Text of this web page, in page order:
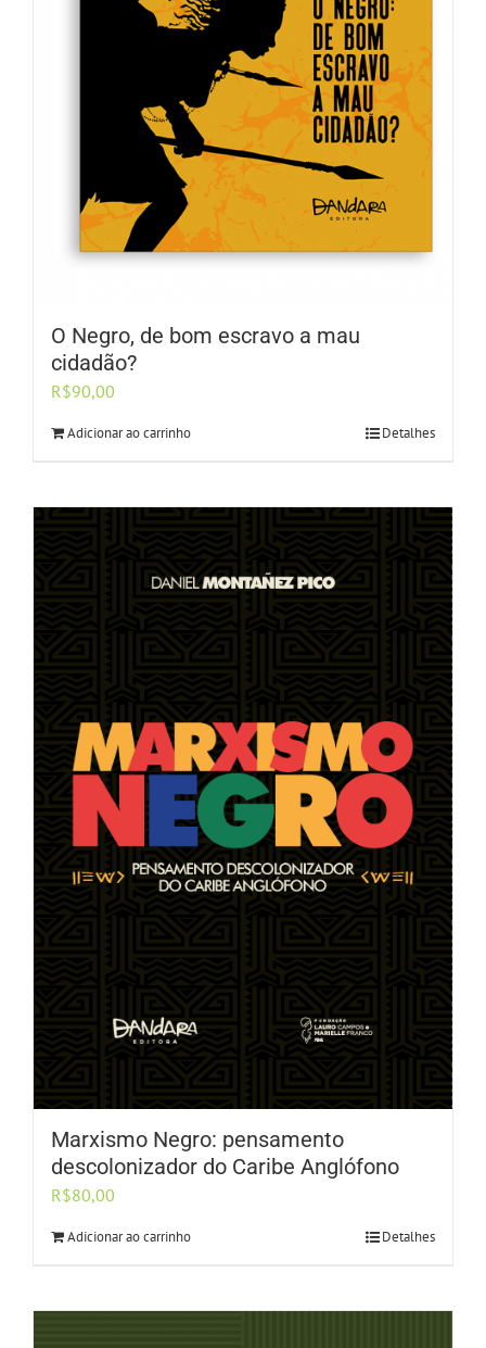
O Negro, de bom escravo a mau
cidadão?
R$90,00
Adicionar ao carrinho Detalhes
Marxismo Negro: pensamento
descolonizador do Caribe Anglófono
R$80,00
Adicionar ao carrinho Detalhes